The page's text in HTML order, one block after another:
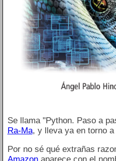
Se llama "Python. Paso a
Ra-Ma, y lleva ya en torno
Por no sé qué extrañas